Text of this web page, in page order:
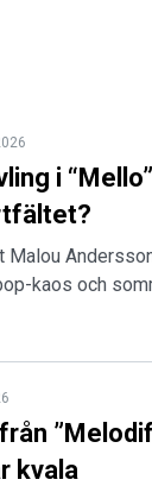
i
kaos och
kvala